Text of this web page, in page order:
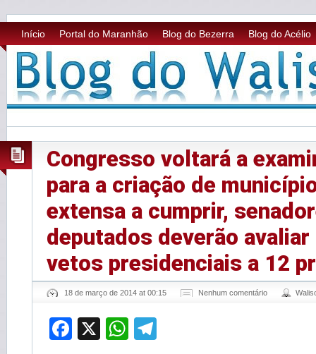
Início Portal do Maranhão Blog do Bezerra Blog do Acélio
Congresso voltará a
para a criação de
extensa a cumprir,
deputados deverão avaliar
vetos presidenciais a 12
18 de março de 2014 at 00:15 Nenhum comentário
Facebook
X WhatsApp